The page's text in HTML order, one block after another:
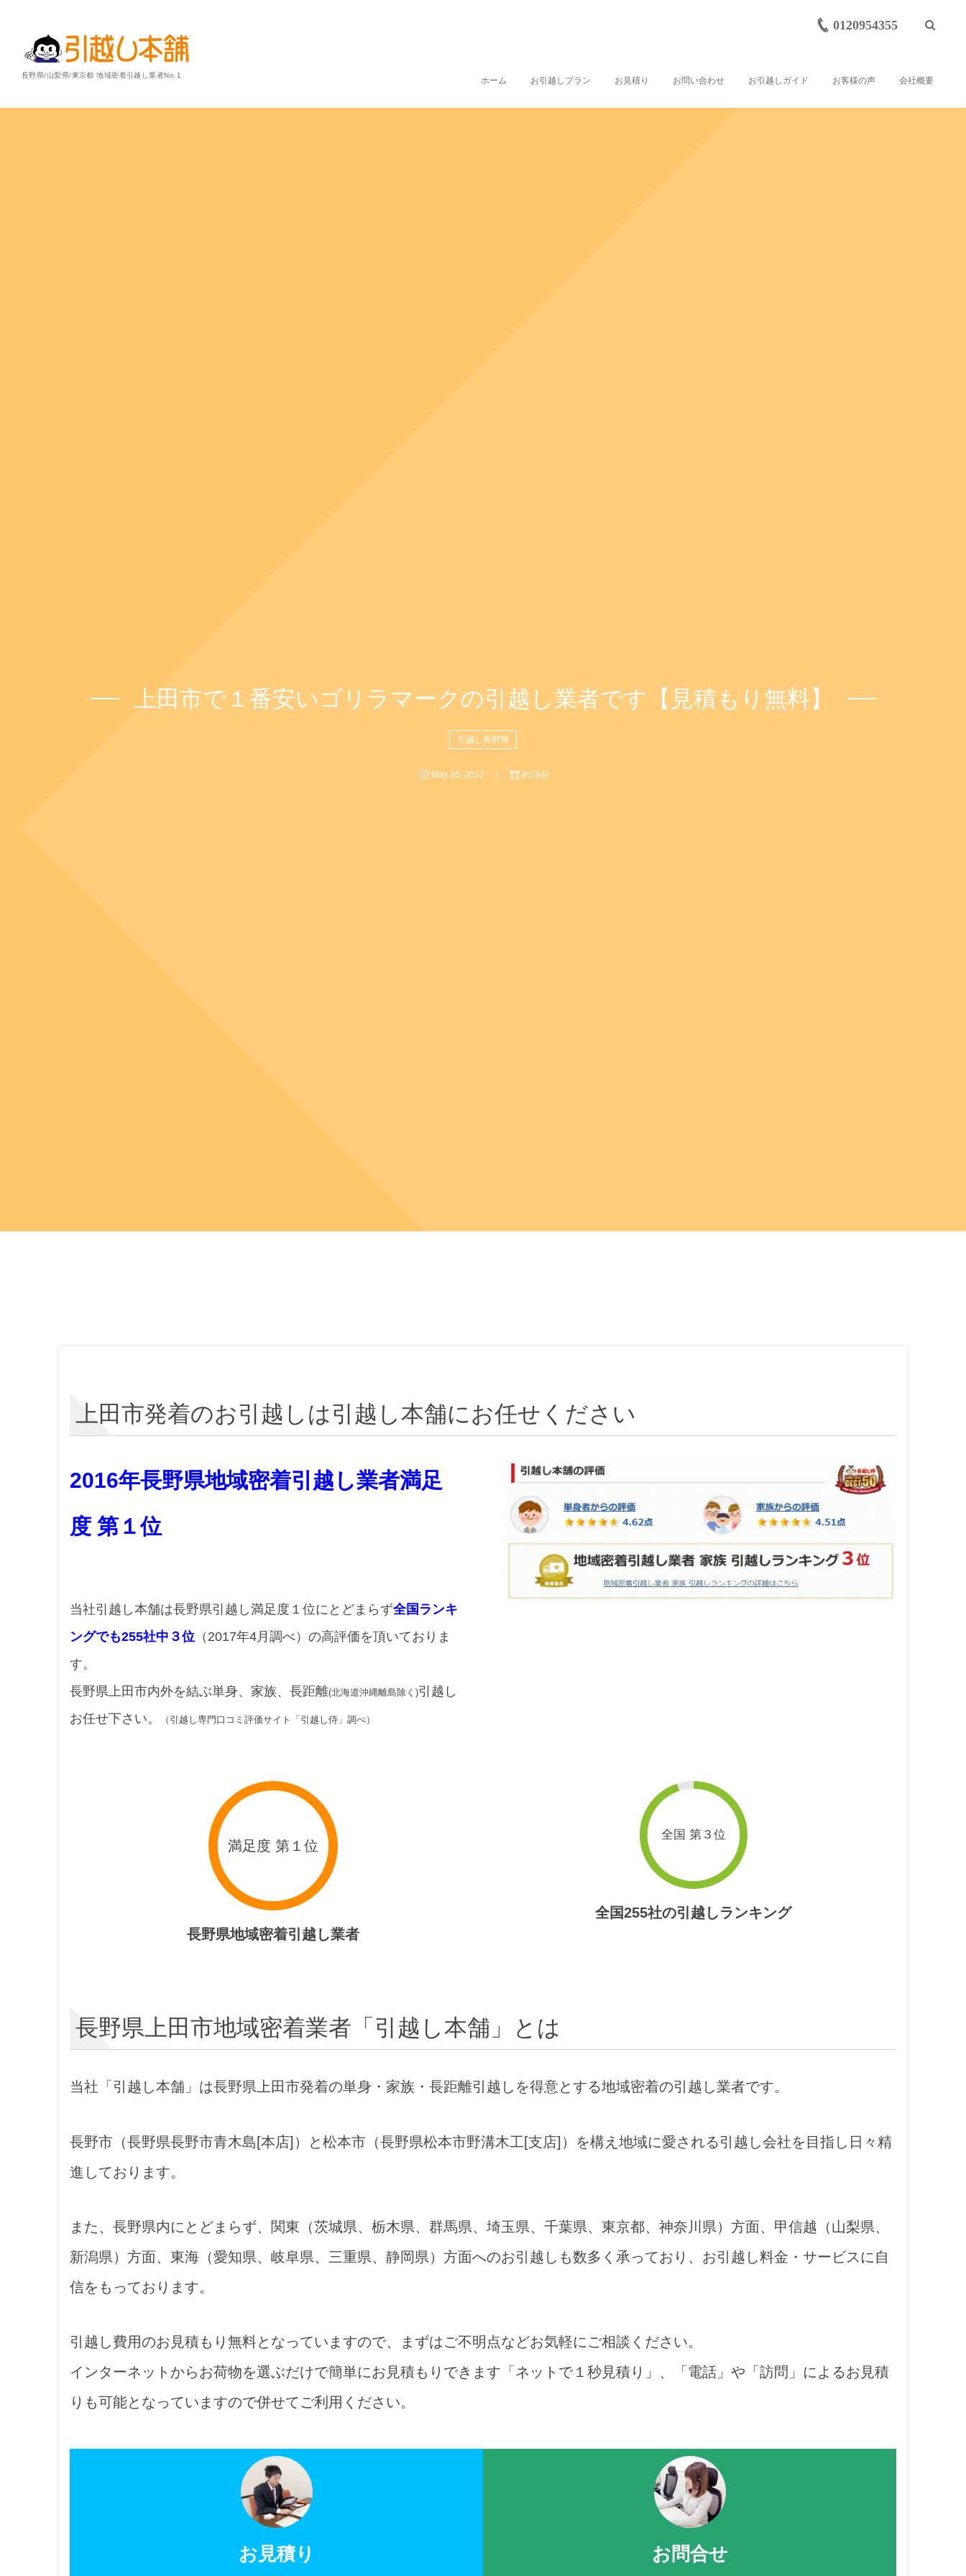
長野県/山梨県/東京都 地域密着引越し業者No.1
0120954355
ホーム お引越しプラン お見積り お問い合わせ お引越しガイド お客様の声 会社概要
上田市で１番安いゴリラマークの引越し業者です【見積もり無料】
引越し長野県
May 25, 2017 約19分
上田市発着のお引越しは引越し本舗にお任せください
2016年長野県地域密着引越し業者満足
度 第１位
当社引越し本舗は長野県引越し満足度１位にとどまらず全国ランキ
ングでも255社中３位 （2017年4月調べ）の高評価を頂いておりま
す。
長野県上田市内外を結ぶ単身、家族、長距離(北海道沖縄離島除く)引越し
お任せ下さい。
（引越し専門口コミ評価サイト「引越し侍」調べ）
満足度 第１位
長野県地域密着引越し業者
全国 第３位
全国255社の引越しランキング
長野県上田市地域密着業者「引越し本舗」とは
当社「引越し本舗」は長野県上田市発着の単身・家族・長距離引越しを得意とする地域密着の引越し業者です。
長野市（長野県長野市青木島[本店]）と松本市（長野県松本市野溝木工[支店]）を構え地域に愛される引越し会社を目指し日々精
進しております。
また、長野県内にとどまらず、関東（茨城県、栃木県、群馬県、埼玉県、千葉県、東京都、神奈川県）方面、甲信越（山梨県、
新潟県）方面、東海（愛知県、岐阜県、三重県、静岡県）方面へのお引越しも数多く承っており、お引越し料金・サービスに自
信をもっております。
引越し費用のお見積もり無料となっていますので、まずはご不明点などお気軽にご相談ください。
インターネットからお荷物を選ぶだけで簡単にお見積もりできます「ネットで１秒見積り」、「電話」や「訪問」によるお見積
りも可能となっていますので併せてご利用ください。
お見積り お問合せ